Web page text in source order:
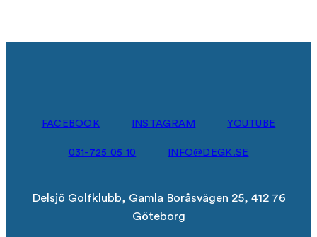
FACEBOOK INSTAGRAM YOUTUBE
031-725 05 10 INFO@DEGK.SE
Delsjö Golfklubb, Gamla Boråsvägen 25, 412 76
Göteborg